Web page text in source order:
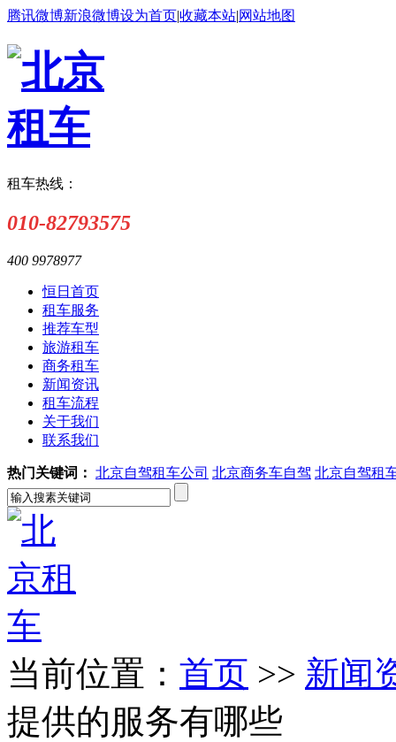
腾讯微博新浪微博设为首页|收藏本站|网站地图
租车热线：
010-82793575
400 9978977
恒日首页
租车服务
推荐车型
旅游租车
商务租车
新闻资讯
租车流程
关于我们
联系我们
热门关键词： 北京自驾租车公司 北京商务车自驾 北京自驾租
当前位置： 首页 >> 新闻
提供的服务有哪些